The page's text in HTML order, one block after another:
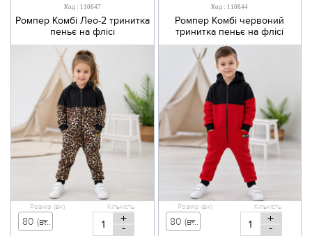
Код : 110647
Ромпер Комбі Лео-2 тринитка
пеньє на флісі
Розмір (вік)
80 (вік 9-12 міс) - 555,00 грн
Кількість
+
-
Код : 110644
Ромпер Комбі червоний
тринитка пеньє на флісі
Розмір (вік)
80 (вік 9-12 міс) - 555,00 грн
Кількість
+
-